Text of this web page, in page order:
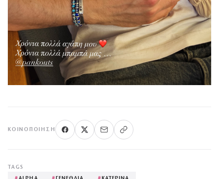
ΚΟΙΝΟΠΟΊΗΣΗ
TAGS